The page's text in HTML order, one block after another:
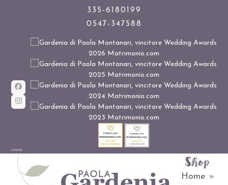
content
335-6180199
0547-347588
Facebook
Instagram
Open
mobile
Close
mobile
Shop
Home »